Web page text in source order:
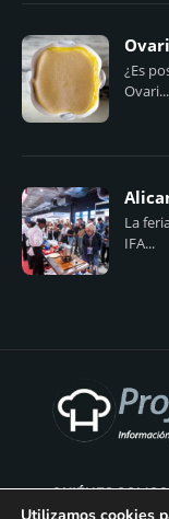
¿Es
Ovari...
La
IFA...
QUIÉNES SOMOS